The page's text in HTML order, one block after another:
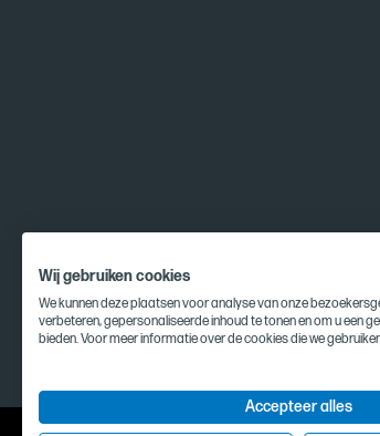
Wij gebruiken cookies
We kunnen deze plaatsen voor analyse van onze
verbeteren, gepersonaliseerde inhoud te tonen en om u een
bieden. Voor meer informatie over de cookies die we
Accepteer alles